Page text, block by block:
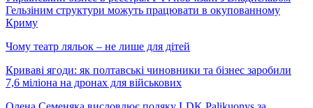
Гельзіним структури можуть працювати в окупованному
Криму
Чому театр ляльок – не лише для дітей
Криваві ягоди: як полтавські чиновники та бізнес заробили
7,6 міліона на дронах для військових